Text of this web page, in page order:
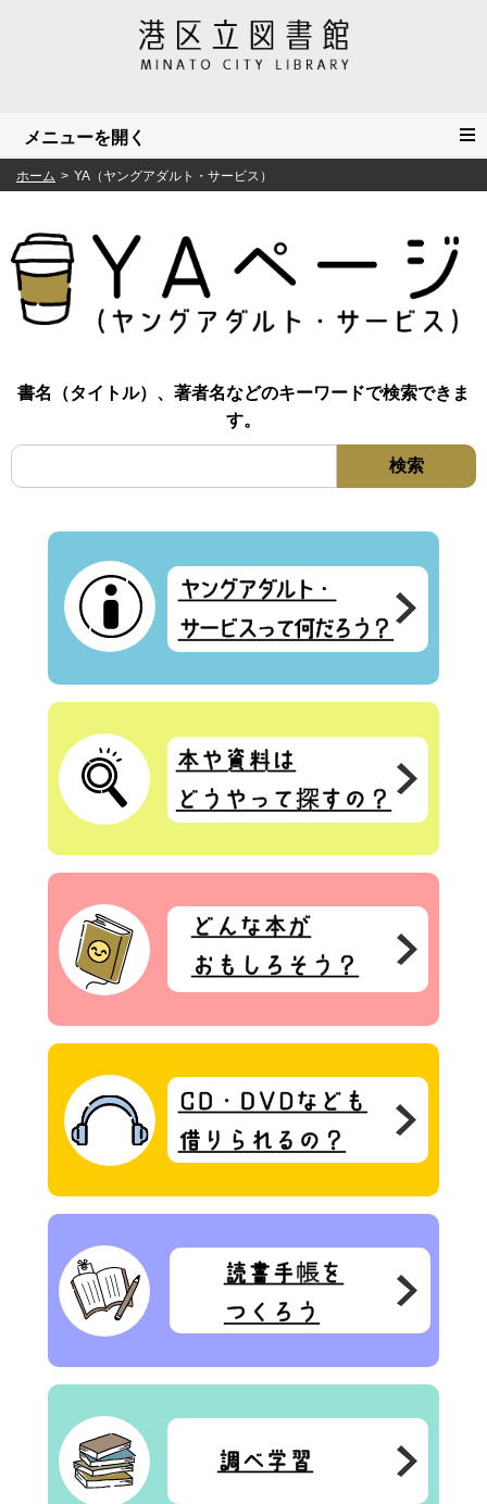
ホーム YA（ヤングアダルト・サービス）
書名（タイトル）、著者名などのキーワードで検索できま
す。